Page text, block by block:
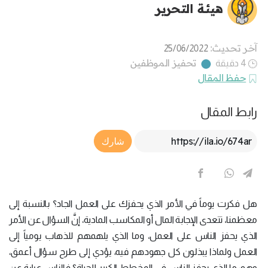
هيئة التحرير
آخر تحديث: 25/06/2022
4 دقيقة
تحفيز الموظفين
حفظ المقال
رابط المقال
Article Link
شارك
هل فكرت يوماً في الأمر الذي يحفزك على العمل الجاد؟ بالنسبة إلى
معظمنا، تتعدى الإجابة المال أو المكاسب المادية، إنَّ السؤال عن الأمر
الذي يحفز الناس على العمل، وما الذي يلهمهم للذهاب يومياً إلى
العمل ولماذا يبذلون كل جهودهم فيه، يؤدي إلى طرح سؤال أعمق،